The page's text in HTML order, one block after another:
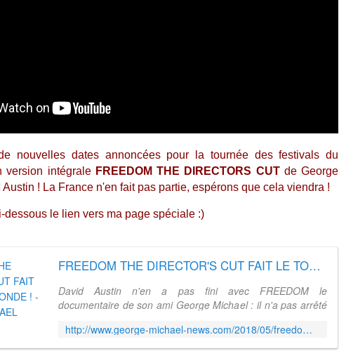
nouvelles dates annoncées pour la tournée des festivals du
version intégrale FREEDOM THE DIRECTORS CUTde George
! La France n'en fait pas partie, espérons que cela viendra !
dessous le lien vers ma page spéciale :)
FREEDOM THE DIRECTOR'S CUT FAIT LE TOUR DU MONDE ! - GEORGE MICHAEL NEWS
David Austin n'en a pas fini avec FREEDOM le
documentaire de son ami George Michael : il n'a pas arrêté
année, la version " Direct...
http://www.george-michael-news.com/2018/05/freedom-the-directors-cut-fait-le-tour-du-monde.html